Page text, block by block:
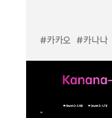
#카카오 #카나나